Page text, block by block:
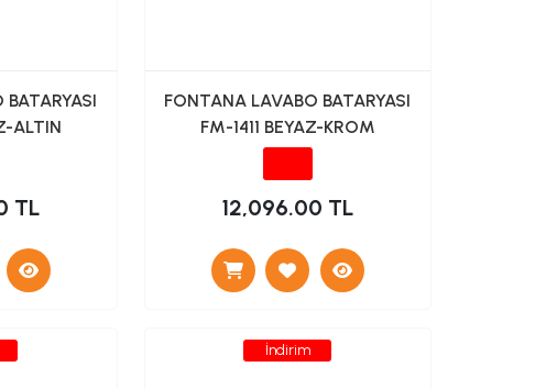
ALTIN
TL
FONTANA LAVABO BATARYASI
FM-1411 BEYAZ-KROM
12,096.00 TL
İndirim